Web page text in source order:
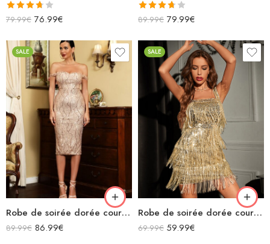
Note
5
79.99€ 76.99€
Note
5
89.99€ 79.99€
SALE
Robe de soirée dorée courte à motifs épaules dénudées décolleté
89.99€ 86.99€
SALE
Robe de soirée dorée courte à sequins avec franges et bretelles
69.99€ 59.99€